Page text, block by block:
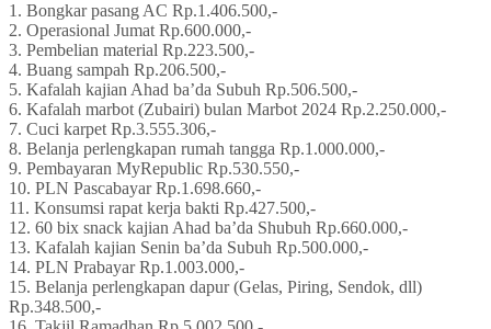
1. Bongkar pasang AC Rp.1.406.500,-
2. Operasional Jumat Rp.600.000,-
3. Pembelian material Rp.223.500,-
4. Buang sampah Rp.206.500,-
5. Kafalah kajian Ahad ba’da Subuh Rp.506.500,-
6. Kafalah marbot (Zubairi) bulan Marbot 2024 Rp.2.250.000,-
7. Cuci karpet Rp.3.555.306,-
8. Belanja perlengkapan rumah tangga Rp.1.000.000,-
9. Pembayaran MyRepublic Rp.530.550,-
10. PLN Pascabayar Rp.1.698.660,-
11. Konsumsi rapat kerja bakti Rp.427.500,-
12. 60 bix snack kajian Ahad ba’da Shubuh Rp.660.000,-
13. Kafalah kajian Senin ba’da Subuh Rp.500.000,-
14. PLN Prabayar Rp.1.003.000,-
15. Belanja perlengkapan dapur (Gelas, Piring, Sendok, dll)
Rp.348.500,-